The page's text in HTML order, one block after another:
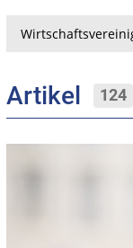
Artikel 124